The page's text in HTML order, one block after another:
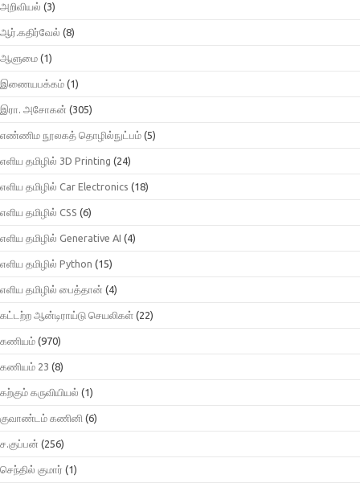
அறிவியல் (3)
ஆர்.கதிர்வேல் (8)
ஆளுமை (1)
இணையபக்கம் (1)
இரா. அசோகன் (305)
எண்ணிம நூலகத் தொழில்நுட்பம் (5)
எளிய தமிழில் 3D Printing (24)
எளிய தமிழில் Car Electronics (18)
எளிய தமிழில் CSS (6)
எளிய தமிழில் Generative AI (4)
எளிய தமிழில் Python (15)
எளிய தமிழில் பைத்தான் (4)
கட்டற்ற ஆன்டிராய்டு செயலிகள் (22)
கணியம் (970)
கணியம் 23 (8)
கற்கும் கருவியியல் (1)
குவாண்டம் கணினி (6)
ச.குப்பன் (256)
செந்தில் குமார் (1)